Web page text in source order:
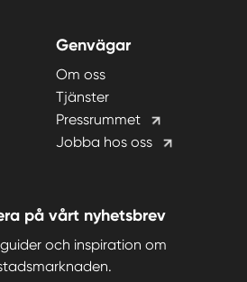
Genvägar
Om oss
Tjänster
Pressrummet
Jobba hos oss
på vårt nyhetsbrev
och inspiration om